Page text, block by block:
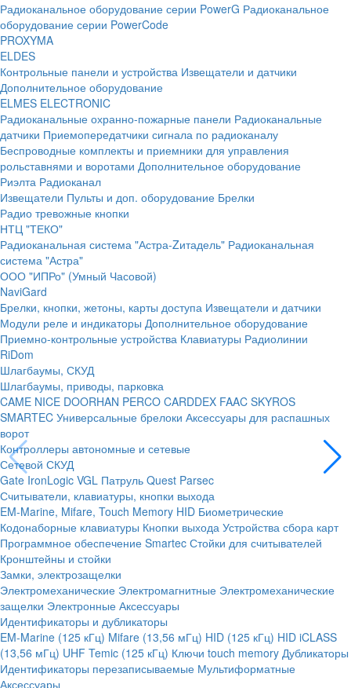
Радиоканальное оборудование серии PowerG Радиоканальное
оборудование серии PowerCode
PROXYMA
ELDES
Контрольные панели и устройства Извещатели и датчики
Дополнительное оборудование
ELMES ELECTRONIC
Радиоканальные охранно-пожарные панели Радиоканальные
датчики Приемопередатчики сигнала по радиоканалу
Беспроводные комплекты и приемники для управления
рольставнями и воротами Дополнительное оборудование
Риэлта Радиоканал
Извещатели Пульты и доп. оборудование Брелки
Радио тревожные кнопки
НТЦ "ТЕКО"
Радиоканальная система "Астра-Zитадель" Радиоканальная
система "Астра"
ООО "ИПРо" (Умный Часовой)
NaviGard
Брелки, кнопки, жетоны, карты доступа Извещатели и датчики
Модули реле и индикаторы Дополнительное оборудование
Приемно-контрольные устройства Клавиатуры Радиолинии
RiDom
Шлагбаумы, СКУД
Шлагбаумы, приводы, парковка
CAME NICE DOORHAN PERCO CARDDEX FAAC SKYROS
SMARTEC Универсальные брелоки Аксессуары для распашных
ворот
Контроллеры автономные и сетевые
Сетевой СКУД
Gate IronLogic VGL Патруль Quest Parsec
Считыватели, клавиатуры, кнопки выхода
EM-Marine, Mifare, Touch Memory HID Биометрические
Кодонаборные клавиатуры Кнопки выхода Устройства сбора карт
Программное обеспечение Smartec Стойки для считывателей
Кронштейны и стойки
Замки, электрозащелки
Электромеханические Электромагнитные Электромеханические
защелки Электронные Аксессуары
Идентификаторы и дубликаторы
EM-Marine (125 кГц) Mifare (13,56 мГц) HID (125 кГц) HID iCLASS
(13,56 мГц) UHF Temic (125 кГц) Ключи touch memory Дубликаторы
Идентификаторы перезаписываемые Мультиформатные
Аксессуары